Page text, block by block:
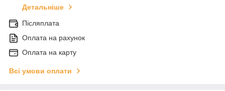
Детальніше
Післяплата
Оплата на рахунок
Оплата на карту
Всі умови оплати